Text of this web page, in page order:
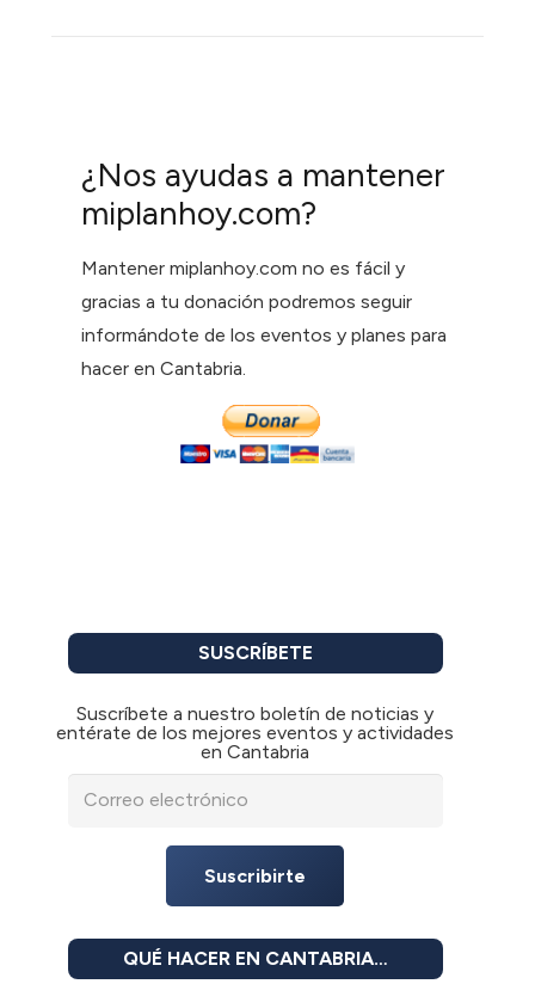
¿Nos ayudas a mantener
miplanhoy.com?
Mantener miplanhoy.com no es fácil y
gracias a tu donación podremos seguir
informándote de los eventos y planes para
hacer en Cantabria.
SUSCRÍBETE
Suscríbete a nuestro boletín de noticias y
entérate de los mejores eventos y actividades
en Cantabria
Suscribirte
QUÉ HACER EN CANTABRIA…